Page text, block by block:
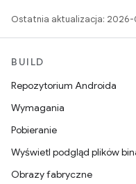
Ostatnia aktualizacja: 2026-
BUILD
Repozytorium Androida
Wymagania
Pobieranie
Wyświetl podgląd plików
Obrazy fabryczne